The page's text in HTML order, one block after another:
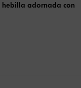
hebilla adornada con